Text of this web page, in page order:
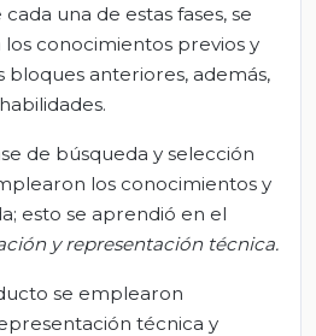
una de estas fases, se
conocimientos previos y
bloques anteriores, además,
de búsqueda y selección
los conocimientos y
esto se aprendió en el
y representación técnica.
se emplearon
técnica y